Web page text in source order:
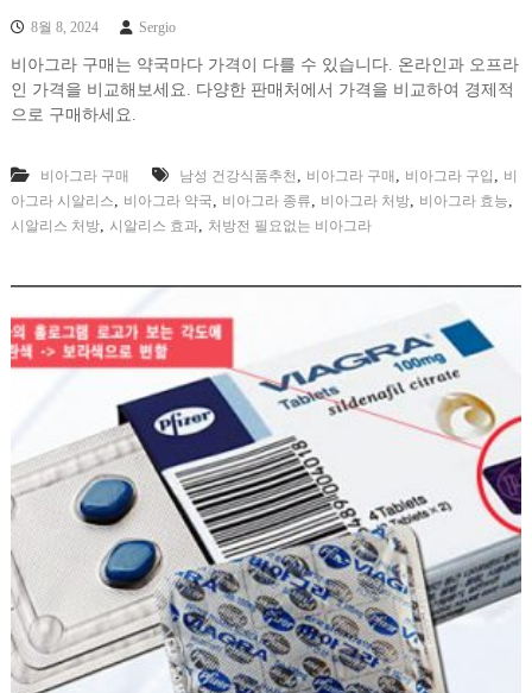
8월 8, 2024 Sergio
비아그라 구매는 약국마다 가격이 다를 수 있습니다. 온라인과 오프라
인 가격을 비교해보세요. 다양한 판매처에서 가격을 비교하여 경제적
으로 구매하세요.
비아그라 구매 남성 건강식품추천 , 비아그라 구매 , 비아그라 구입 , 비
아그라 시알리스, 비아그라 약국, 비아그라 종류, 비아그라 처방, 비아그라 효능,
시알리스 처방, 시알리스 효과, 처방전 필요없는 비아그라